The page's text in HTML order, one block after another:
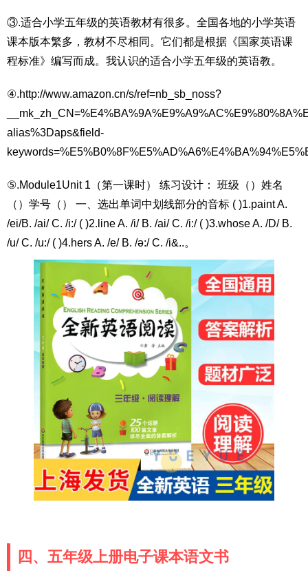
③.适合小学五年级的英语教材有很多。全国各地的小学英语
课本版本繁多，教材不尽相同。它们都是根据《国家英语课
程标准》编写而成。我认识的适合小学五年级的英语教。
④.http://www.amazon.cn/s/ref=nb_sb_noss?
alias%3Daps&field-
⑤.Module1Unit 1（第一课时） 练习设计： 班级（）姓名
（）学号（） 一、选出单词中划线部分的音标 ( )1.paint A.
/ei/B. /ai/ C. /i:/ ( )2.line A. /i/ B. /ai/ C. /i:/ ( )3.whose A. /D/ B.
/u/ C. /u:/ ( )4.hers A. /e/ B. /ə:/ C. /i&..。
四、五年级上册电子课本语文书